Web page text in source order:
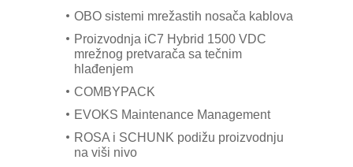
OBO sistemi mrežastih nosača kablova
Proizvodnja iC7 Hybrid 1500 VDC
mrežnog pretvarača sa tečnim
hlađenjem
COMBYPACK
EVOKS Maintenance Management
ROSA i SCHUNK podižu proizvodnju
na viši nivo